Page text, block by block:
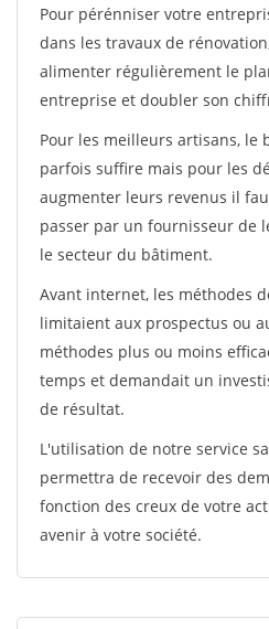
Pour pérénniser votre
dans les travaux de
alimenter régulièrement le
entreprise et doubler son
Pour les meilleurs artisans, le
parfois suffire mais pour les
augmenter leurs revenus il
passer par un fournisseur de
le secteur du bâtiment.
Avant internet, les méthodes
limitaient aux prospectus ou
méthodes plus ou moins
temps et demandait un
de résultat.
L'utilisation de notre service
permettra de recevoir des
fonction des creux de votre
avenir à votre société.